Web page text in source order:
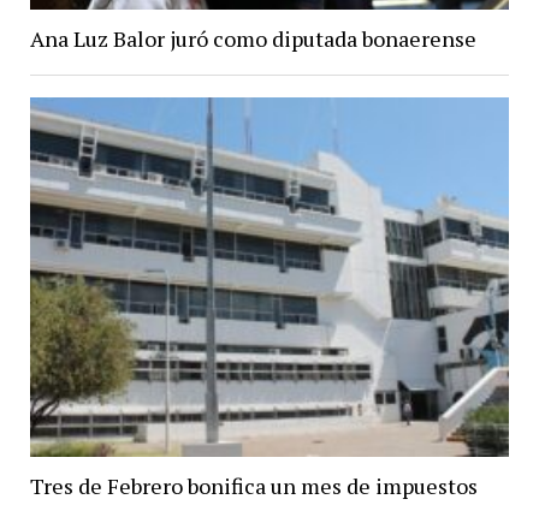
Ana Luz Balor juró como diputada bonaerense
Tres de Febrero bonifica un mes de impuestos